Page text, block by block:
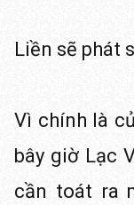
Liền sẽ phát
Vì chính là
bây giờ Lạc
cần toát ra